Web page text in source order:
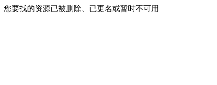
您要找的资源已被删除、已更名或暂时不可用